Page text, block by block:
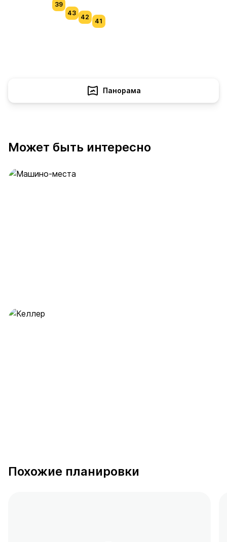
39
41
42
43
Панорама
Может быть интересно
Похожие планировки